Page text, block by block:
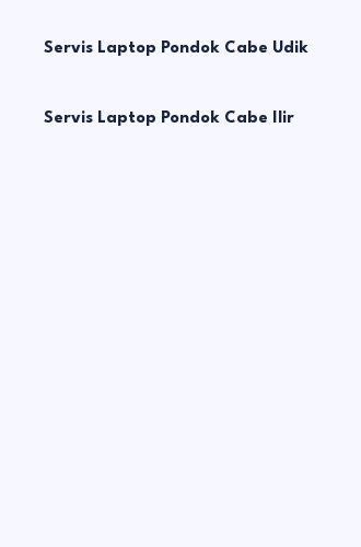
Servis Laptop Pondok Cabe Udik
Servis Laptop Pondok Cabe Ilir